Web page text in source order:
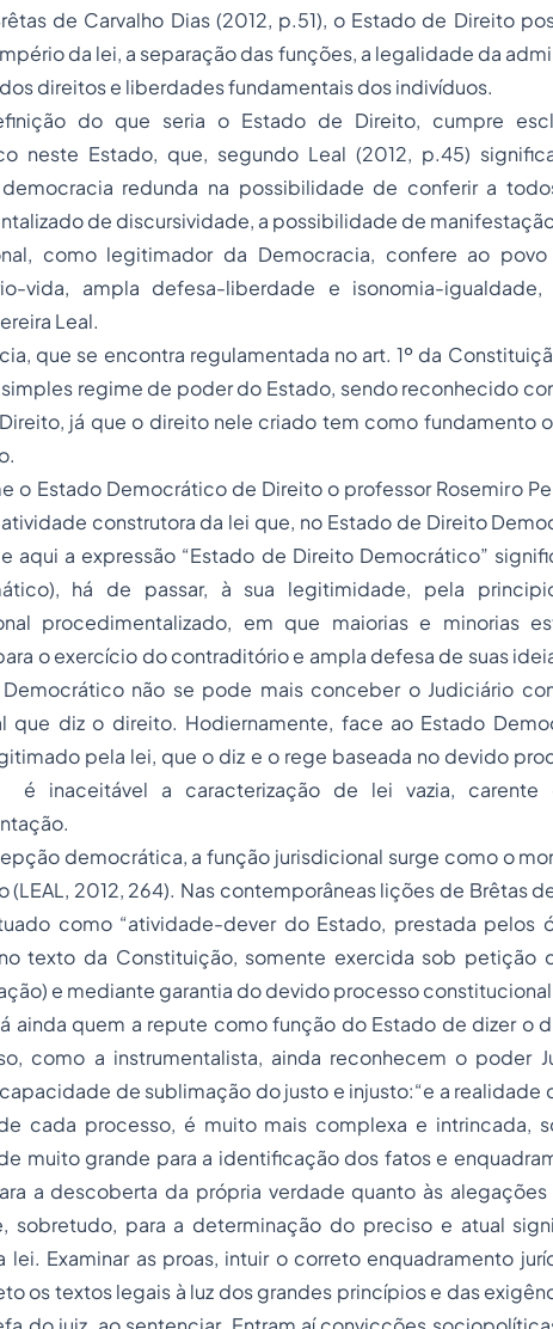
de Carvalho Dias (2012, p.51), o Estado de Direito
da lei, a separaçãodas funções, a legalidade da
direitos e liberdades fundamentais dos indivíduos.
do que seria o Estado de Direito, cumpre
neste Estado, que, segundo Leal (2012, p.45)
redunda na possibilidade de conferir a
de discursividade, a possibilidade de
como legitimador da Democracia, confere ao
vida, ampla defesa-liberdade e isonomia-
Leal.
que se encontra regulamentada no art. 1º da
regime de poder do Estado, sendo reconhecido
já que o direito nele criado tem como fundamento
o Estado Democrático de Direito o professor Rosemiro
construtora da lei que, no Estado de Direito
aqui a expressão “Estado de Direito Democrático”
há de passar, à sua legitimidade, pela
procedimentalizado, em que maiorias e minorias
o exercício do contraditório e ampla defesa de suas
não se pode mais conceber o Judiciário
que diz o direito. Hodiernamente, face ao Estado
pela lei, que o diz e o rege baseada no devido
é inaceitável a caracterização de lei vazia, carente
democrática, a função jurisdicional surge como o
(LEAL, 2012, 264). Nas contemporâneas lições de Brêtas
como “atividade-dever do Estado, prestada pelos
texto da Constituição, somente exercida sob petição
e mediante garantia do devido processo
ainda quem a repute como função do Estado de dizer o
como a instrumentalista, ainda reconhecem o poder
de sublimação do justo e injusto:“e a realidade
cada processo, é muito mais complexa e intrincada,
muito grande para a identificação dos fatos e
a descoberta da própria verdade quanto às
sobretudo, para a determinação do preciso e atual
lei. Examinar as proas, intuir o correto enquadramento
os textos legais à luz dos grandes princípios e das